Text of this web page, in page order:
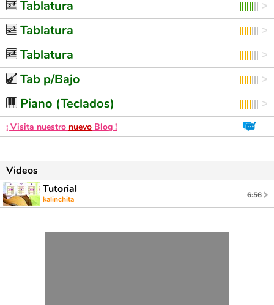
Tablatura
Tablatura
Tablatura
Tab p/Bajo
Piano (Teclados)
¡ Visita nuestro nuevo Blog !
Videos
Tutorial
kalinchita 6:56